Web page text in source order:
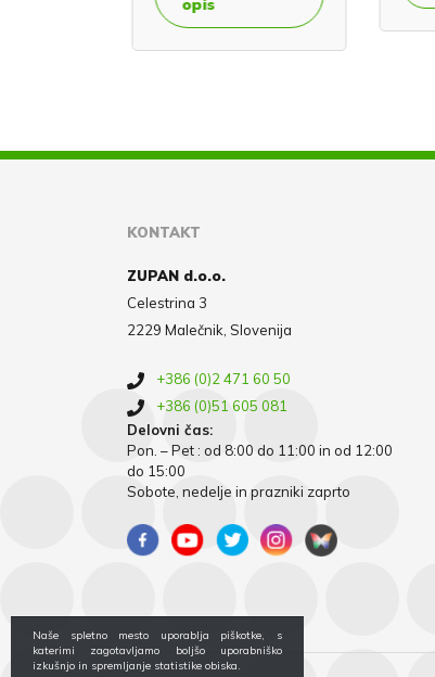
opis
KONTAKT
ZUPAN d.o.o.
Celestrina 3
2229 Malečnik, Slovenija
+386 (0)2 471 60 50
+386 (0)51 605 081
Delovni čas:
Pon. – Pet : od 8:00 do 11:00 in od 12:00
do 15:00
Sobote, nedelje in prazniki zaprto
Naše spletno mesto uporablja piškotke, s
katerimi zagotavljamo boljšo uporabniško
izkušnjo in spremljanje statistike obiska.